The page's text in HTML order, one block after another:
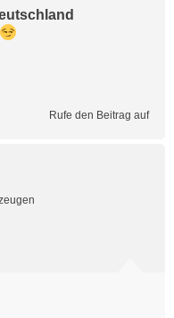
Rufe den Beitrag auf